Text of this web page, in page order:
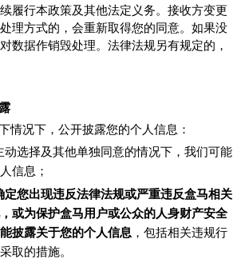
履行本政策及其他法定义务。接收方变更
理方式的，会重新取得您的同意。如果没
数据作销毁处理。法律法规另有规定的，
情况下，公开披露您的个人信息：
动选择及其他单独同意的情况下，我们可能
信息；
定您出现违反法律法规或严重违反盒马相关
或为保护盒马用户或公众的人身财产安全
披露关于您的个人信息 ，包括相关违规行
取的措施。